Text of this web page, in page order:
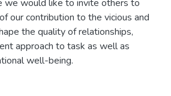
we would like to invite others to
our contribution to the vicious and
the quality of relationships,
approach to task as well as
well-being.